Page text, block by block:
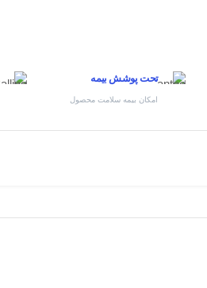
تحت پوشش بیمه
امکان بیمه سلامت محصول